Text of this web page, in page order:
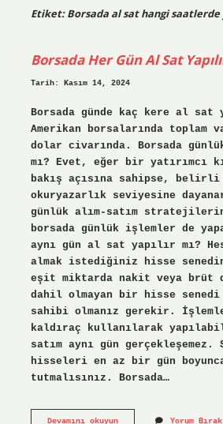
Etiket:Borsada al sat hangi saatlerde
Borsada Her Gün Al Sat
Tarih: Kasım 14, 2024
Borsada günde kaç kere al sat
Amerikan borsalarında toplam
dolar civarında. Borsada
mı? Evet, eğer bir yatırımcı
bakış açısına sahipse,
okuryazarlık seviyesine
günlük alım-satım
borsada günlük işlemler de
aynı gün al sat yapılır mı?
almak istediğiniz hisse
eşit miktarda nakit veya brüt
dahil olmayan bir hisse senedi
sahibi olmanız gerekir.
kaldıraç kullanılarak
satım aynı gün gerçekleşemez.
hisseleri en az bir gün
tutmalısınız. Borsada…
Devamını okuyunBorsada
Yorum Bırak